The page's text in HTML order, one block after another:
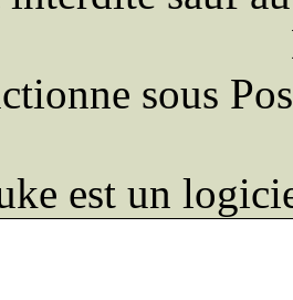
sous
est un